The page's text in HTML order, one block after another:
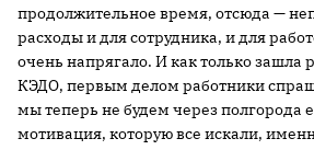
продолжительное время, отсюда —
расходы и для сотрудника, и для
очень напрягало. И как только зашла
КЭДО, первым делом работники
мы теперь не будем через полгорода
мотивация, которую все искали,